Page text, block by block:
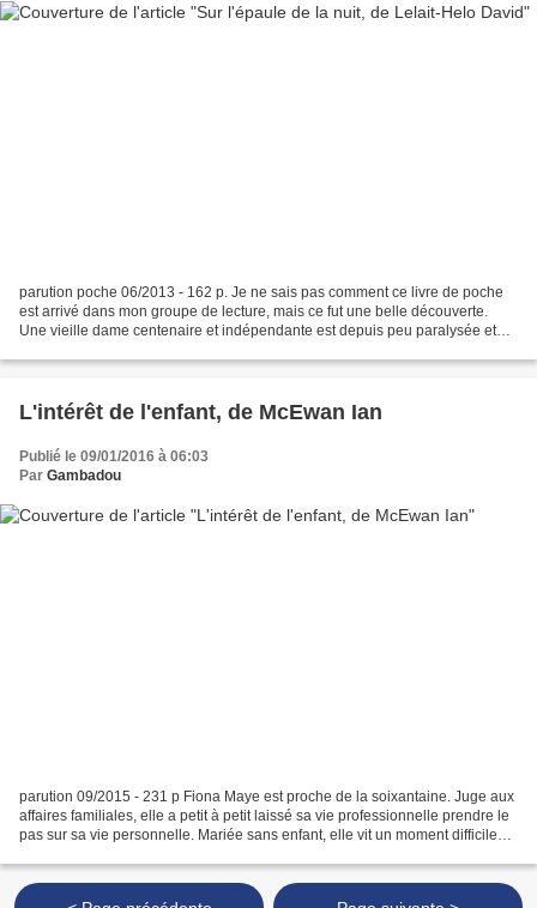
parution poche 06/2013 - 162 p. Je ne sais pas comment ce livre de poche
est arrivé dans mon groupe de lecture, mais ce fut une belle découverte.
Une vieille dame centenaire et indépendante est depuis peu paralysée et
L'intérêt de l'enfant, de McEwan Ian
Publié le 09/01/2016 à 06:03
Par Gambadou
parution 09/2015 - 231 p Fiona Maye est proche de la soixantaine. Juge aux
affaires familiales, elle a petit à petit laissé sa vie professionnelle prendre le
pas sur sa vie personnelle. Mariée sans enfant, elle vit un moment difficile